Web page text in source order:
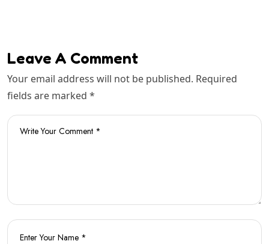
Leave A Comment
Your email address will not be published. Required
fields are marked *